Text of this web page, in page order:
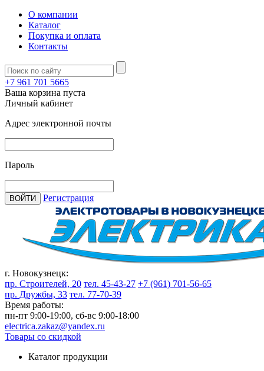
О компании
Каталог
Покупка и оплата
Контакты
+7 961 701 5665
Ваша корзина пуста
Личный кабинет
Адрес электронной почты
Пароль
ВОЙТИ Регистрация
г. Новокузнецк:
пр. Строителей, 20 тел. 45-43-27 +7 (961) 701-56-65
пр. Дружбы, 33 тел. 77-70-39
Время работы:
пн-пт 9:00-19:00, сб-вс 9:00-18:00
electrica.zakaz@yandex.ru
Товары со скидкой
Каталог продукции